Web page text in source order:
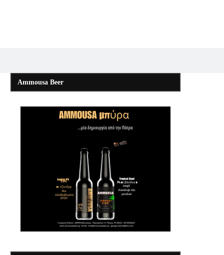
Ammousa Beer